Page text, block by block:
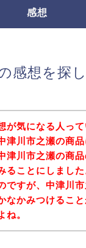
感想
感想を探
が気になる人って
津川市之瀬の商
津川市之瀬の商
ることにしました
ですが、中津川
なかみつけるこ
ね。